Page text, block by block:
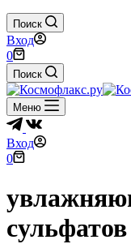
Поиск
Вход
Корзина
0
Поиск
Меню
Вход
Корзина
0
сульфатов